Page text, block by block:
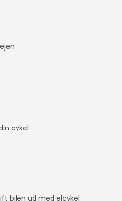
cykel
bilen ud med elcykel